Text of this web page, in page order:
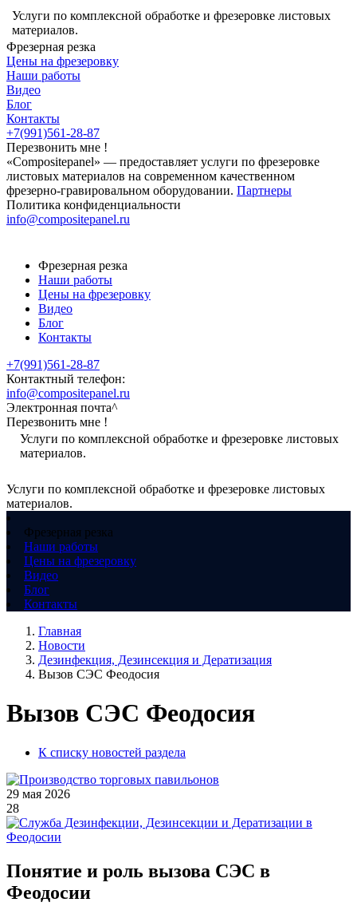
Услуги по комплексной обработке и фрезеровке листовых
материалов.
Фрезерная резка
Цены на фрезеровку
Наши работы
Видео
Блог
Контакты
+7(991)561-28-87
Перезвонить мне !
«Compositepanel» ― предоставляет услуги по фрезеровке
листовых материалов на современном качественном
фрезерно-гравировальном оборудовании. Партнеры
Политика конфиденциальности
info@compositepanel.ru
Фрезерная резка
Наши работы
Цены на фрезеровку
Видео
Блог
Контакты
+7(991)561-28-87
Контактный телефон:
info@compositepanel.ru
Электронная почта^
Перезвонить мне !
Услуги по комплексной обработке и фрезеровке листовых
материалов.
Услуги по комплексной обработке и фрезеровке листовых
материалов.
Фрезерная резка
Наши работы
Цены на фрезеровку
Видео
Блог
Контакты
Главная
Новости
Дезинфекция, Дезинсекция и Дератизация
Вызов СЭС Феодосия
Вызов СЭС Феодосия
К списку новостей раздела
29 мая 2026
28
Понятие и роль вызова СЭС в
Феодосии